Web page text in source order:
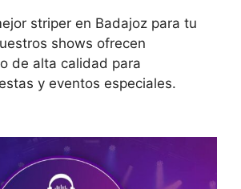
striper en Badajoz para tu
shows ofrecen
de alta calidad para
y eventos especiales.